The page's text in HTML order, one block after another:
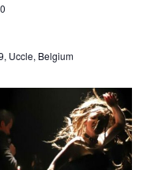
Uccle, Belgium